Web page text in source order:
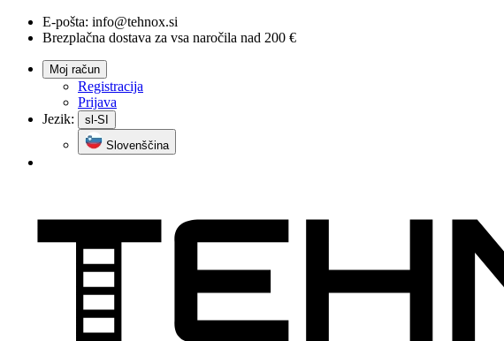
E-pošta: info@tehnox.si
Brezplačna dostava za vsa naročila nad 200 €
Moj račun
Registracija
Prijava
Jezik:
sl-SI
Slovenščina